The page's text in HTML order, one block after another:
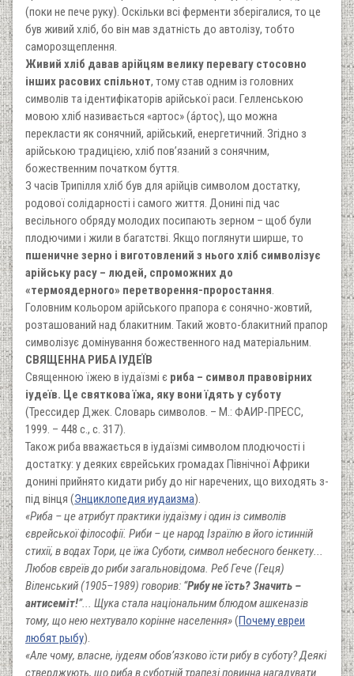
(поки не пече руку). Оскільки всі ферменти зберігалися, то це
був живий хліб, бо він мав здатність до автолізу, тобто
саморозщеплення.
Живий хліб давав арійцям велику перевагу стосовно
інших расових спільнот, тому став одним із головних
символів та ідентифікаторів арійської раси. Гелленською
мовою хліб називається «артос» (áρτος), що можна
перекласти як сонячний, арійський, енергетичний. Згідно з
арійською традицією, хліб пов’язаний з сонячним,
божественним початком буття.
З часів Трипілля хліб був для арійців символом достатку,
родової солідарності і самого життя. Донині під час
весільного обряду молодих посипають зерном – щоб були
плодючими і жили в багатстві. Якщо поглянути ширше, то
пшеничне зерно і виготовлений з нього хліб символізує
арійську расу – людей, спроможних до
«термоядерного» перетворення-проростання.
Головним кольором арійського прапора є сонячно-жовтий,
розташований над блакитним. Такий жовто-блакитний прапор
символізує домінування божественного над матеріальним.
СВЯЩЕННА РИБА ІУДЕЇВ
Священною їжею в іудаїзмі є риба – символ правовірних
іудеїв. Це святкова їжа, яку вони їдять у суботу
(Трессидер Джек. Словарь символов. – М.: ФАИР-ПРЕСС,
1999. – 448 с., с. 317).
Також риба вважається в іудаїзмі символом плодючості і
достатку: у деяких єврейських громадах Північної Африки
донині прийнято кидати рибу до ніг наречених, що виходять з-
під вінця (Энциклопедия иудаизма).
«Риба – це атрибут практики іудаїзму і один із символів
єврейської філософії. Риби – це народ Ізраїлю в його істинній
стихії, в водах Тори, це їжа Суботи, символ небесного бенкету...
Любов євреїв до риби загальновідома. Реб Гече (Геця)
Віленський (1905–1989) говорив: “Рибу не їсть? Значить –
антисеміт!”... Щука стала національним блюдом ашкеназів
тому, що нею нехтувало корінне населення»(Почему евреи
любят рыбу).
«Але чому, власне, іудеям обов’язково їсти рибу в суботу? Деякі
стверджують, що риба в суботній трапезі повинна нагадувати